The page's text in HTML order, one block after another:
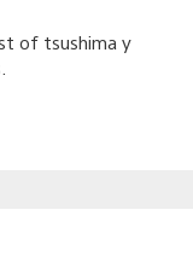
of tsushima y